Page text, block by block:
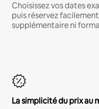
Choisissez vos dates
puis réservez
supplémentaire ni
La simplicité du prix au